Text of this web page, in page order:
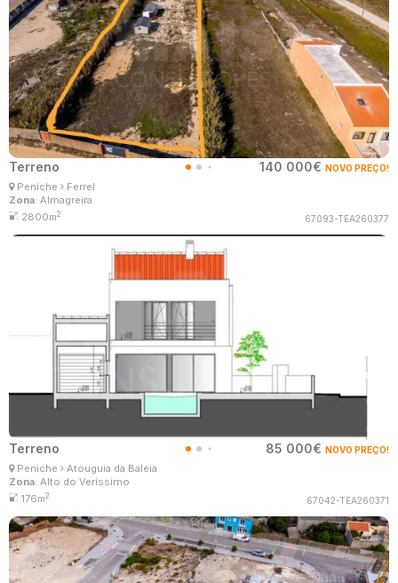
Terreno 140 000€ NOVO PREÇO!
Peniche
Ferrel
Zona: Almagreira
2800m2 67093-TEA260377
Terreno 85 000€ NOVO PREÇO!
Peniche
Atouguia da Baleia
Zona: Alto do Veríssimo
176m2 67042-TEA260371
Corretor Imobiliário